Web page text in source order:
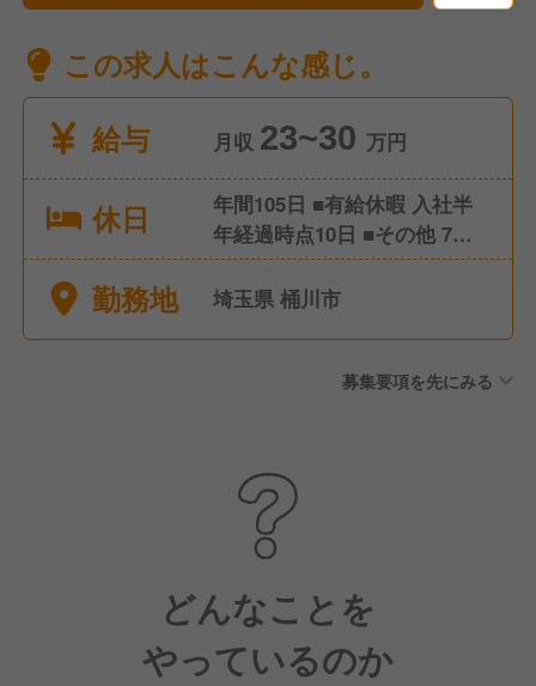
この求人はこんな感じ。
給与
月収 23~30 万円
休日
年間105日 ■有給休暇 入社半
年経過時点10日 ■その他 7～8
日/月休暇+リフレッシュ休暇)
勤務地 埼玉県 桶川市
募集要項を先にみる
どんなことを
やっているのか